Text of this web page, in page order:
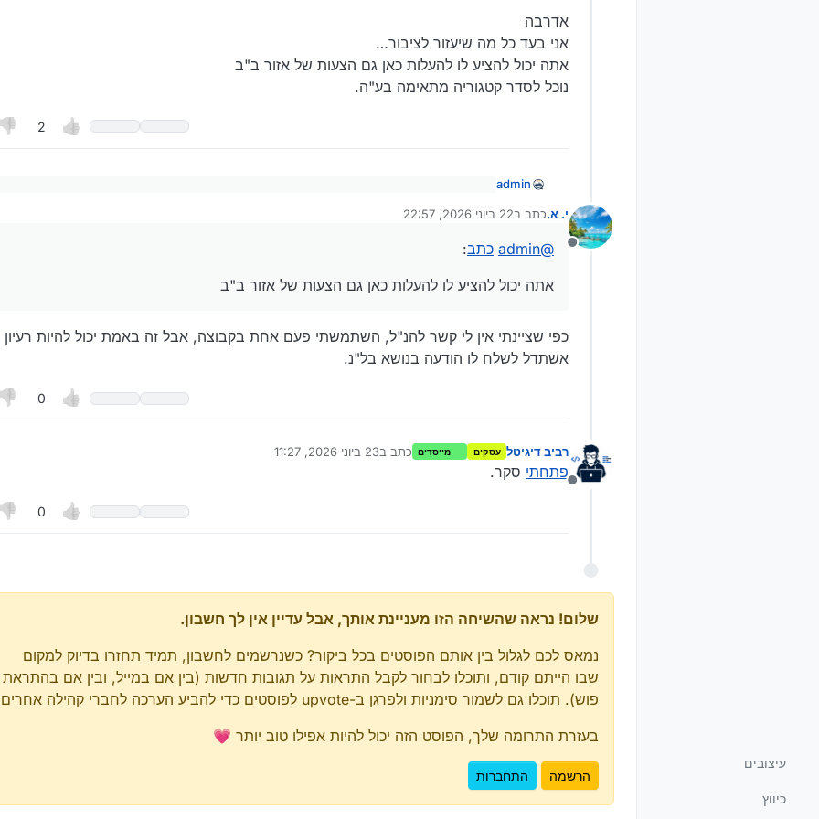
עיצובים
כיווץ
אדרבה
אני בעד כל מה שיעזור לציבור…
אתה יכול להציע לו להעלות כאן גם הצעות של אזור ב"ב
נוכל לסדר קטגוריה מתאימה בע"ה.
2
admin
https://groups.google.com/g/onlinejobbrokerage
Spoiler
אני בעד כל מה שיעזור לציבור…
נוכל לסדר קטגוריה מתאימה בע"ה.
מנותק
י. א.כתב ב22 ביוני 2026, 22:57
נערך לאחרונה על ידי
@
admin כתב:
אתה יכול להציע לו להעלות כאן גם הצעות של אזור ב"ב
כפי שציינתי אין לי קשר להנ"ל, השתמשתי פעם אחת בקבוצה, אבל זה באמת יכול להיות
אשתדל לשלח לו הודעה בנושא בל"נ.
0
מנותק
רביב דיגיטל עסקים מייסדים כתב ב23 ביוני 2026, 11:27
נערך לאחרונה על ידי
פתחתי סקר.
0
שלום! נראה שהשיחה הזו מעניינת אותך, אבל עדיין אין לך חשבון.
נמאס לכם לגלול בין אותם הפוסטים בכל ביקור? כשנרשמים לחשבון, תמיד תחזרו בדיוק למקום
שבו הייתם קודם, ותוכלו לבחור לקבל התראות על תגובות חדשות (בין אם במייל, ובין אם בהתראת
פוש). תוכלו גם לשמור סימניות ולפרגן ב-upvote לפוסטים כדי להביע הערכה לחברי קהילה אחרים.
בעזרת התרומה שלך, הפוסט הזה יכול להיות אפילו טוב יותר 💗
הרשמה התחברות